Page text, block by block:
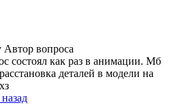
Автор вопроса
состоял как раз в анимации. Мб
деталей в модели на